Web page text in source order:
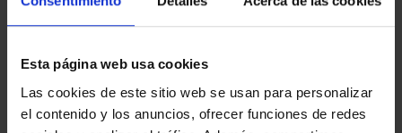
Esta página web usa cookies
Las cookies de este sitio web se usan para personalizar
el contenido y los anuncios, ofrecer funciones de redes
fieltro, tipo FWG, 110
x 100 mm, D5H25
1 323 871
discos de láminas de
fieltro, tipo FG27, 125
mm, D5H25
249 921 1 245 641